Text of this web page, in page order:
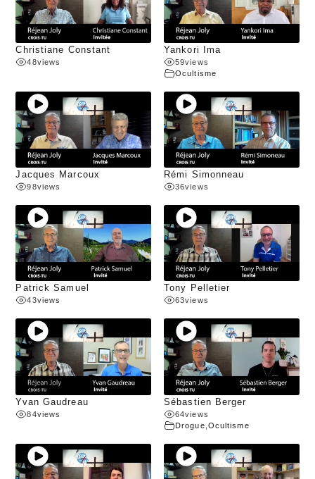
Christiane Constant
48views
Yankori Ima
59views
Ocultisme
Jacques Marcoux
98views
Rémi Simonneau
36views
Patrick Samuel
43views
Tony Pelletier
63views
Yvan Gaudreau
84views
Sébastien Berger
64views
Drogue Ocultisme